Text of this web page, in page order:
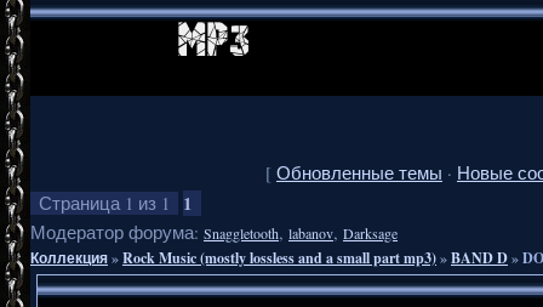
[ Обновленные темы · Новые
Страница 1 из 1 1
Модератор форума: Snaggletooth, labanov, Darksage
Коллекция»Rock Music (mostly lossless and a small part mp3)»BAND D»